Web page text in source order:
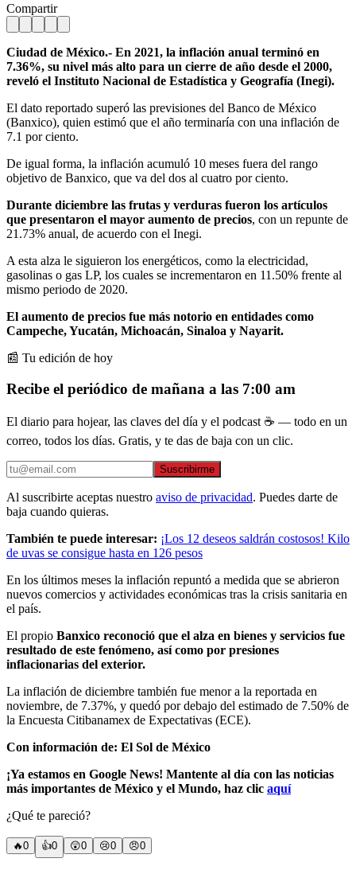
Compartir
Ciudad de México.- En 2021, la inflación anual terminó en
7.36%, su nivel más alto para un cierre de año desde el 2000,
reveló el Instituto Nacional de Estadística y Geografía (Inegi).
El dato reportado superó las previsiones del Banco de México
(Banxico), quien estimó que el año terminaría con una inflación de
7.1 por ciento.
De igual forma, la inflación acumuló 10 meses fuera del rango
objetivo de Banxico, que va del dos al cuatro por ciento.
Durante diciembre las frutas y verduras fueron los artículos
que presentaron el mayor aumento de precios, con un repunte de
21.73% anual, de acuerdo con el Inegi.
A esta alza le siguieron los energéticos, como la electricidad,
gasolinas o gas LP, los cuales se incrementaron en 11.50% frente al
mismo periodo de 2020.
El aumento de precios fue más notorio en entidades como
Campeche, Yucatán, Michoacán, Sinaloa y Nayarit.
📰 Tu edición de hoy
Recibe el periódico de mañana a las 7:00 am
El diario para hojear, las claves del día y el podcast ☕ — todo en un
correo, todos los días. Gratis, y te das de baja con un clic.
Suscribirme
Al suscribirte aceptas nuestro aviso de privacidad. Puedes darte de
baja cuando quieras.
También te puede interesar: ¡Los 12 deseos saldrán costosos! Kilo
de uvas se consigue hasta en 126 pesos
En los últimos meses la inflación repuntó a medida que se abrieron
nuevos comercios y actividades económicas tras la crisis sanitaria en
el país.
El propio Banxico reconoció que el alza en bienes y servicios fue
resultado de este fenómeno, así como por presiones
inflacionarias del exterior.
La inflación de diciembre también fue menor a la reportada en
noviembre, de 7.37%, y quedó por debajo del estimado de 7.50% de
la Encuesta Citibanamex de Expectativas (ECE).
Con información de: El Sol de México
¡Ya estamos en Google News! Mantente al día con las noticias
más importantes de México y el Mundo, haz clic aquí
¿Qué te pareció?
🔥0 👍0 😲0 😢0 😠0